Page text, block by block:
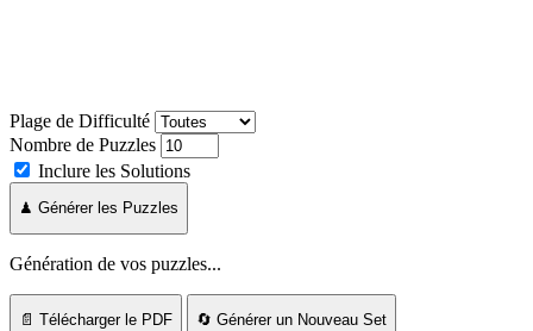
Plage de Difficulté
Nombre de Puzzles
Inclure les Solutions
♟ Générer les Puzzles
Génération de vos puzzles...
📄 Télécharger le PDF 🔄 Générer un Nouveau Set